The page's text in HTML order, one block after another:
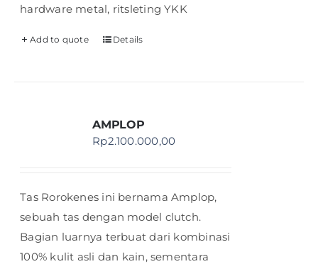
hardware metal, ritsleting YKK
Add to quote Details
AMPLOP
Rp2.100.000,00
Tas Rorokenes ini bernama Amplop,
sebuah tas dengan model clutch.
Bagian luarnya terbuat dari kombinasi
100% kulit asli dan kain, sementara